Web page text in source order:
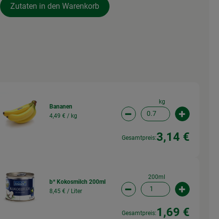
Zutaten in den Warenkorb
ändern
Bananen
4,49 € / kg
kg
Artikelanzahl verringern
Gesamtpreis:3,14 €
ändern
b* Kokosmilch 200ml
8,45 € / Liter
200ml
Artikelanzahl verringern
Gesamtpreis: 1,69 €